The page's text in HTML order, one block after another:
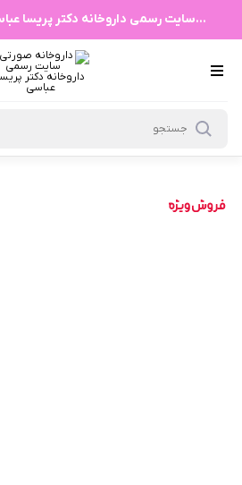
...سایت رسمی داروخانه دکتر پریسا